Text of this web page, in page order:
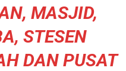
MASJID,
STESEN
DAN PUSAT